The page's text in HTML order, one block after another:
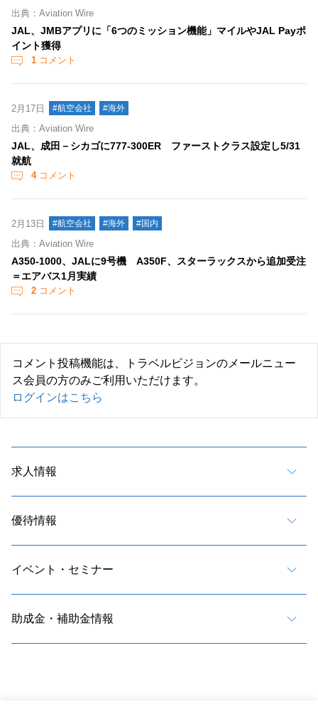
出典：Aviation Wire
JAL、JMBアプリに「6つのミッション機能」マイルやJAL Payポ
イント獲得
1 コメント
2月17日 #航空会社 #海外
出典：Aviation Wire
JAL、成田－シカゴに777-300ER ファーストクラス設定し5/31
就航
4コメント
2月13日 #航空会社 #海外 #国内
出典：Aviation Wire
A350-1000、JALに9号機 A350F、スターラックスから追加受注
＝エアバス1月実績
2 コメント
コメント投稿機能は、トラベルビジョンのメールニュー
ス会員の方のみご利用いただけます。
ログインはこちら
求人情報
優待情報
イベント・セミナー
助成金・補助金情報